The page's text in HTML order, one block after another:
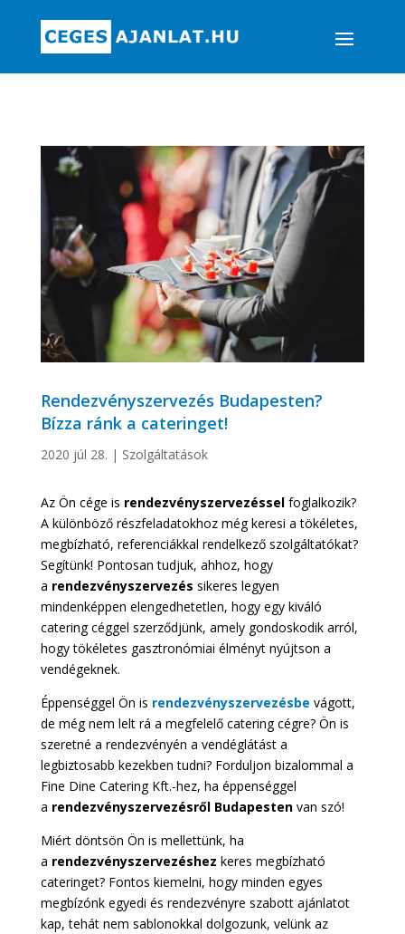
Rendezvényszervezés Budapesten?
Bízza ránk a cateringet!
2020 júl 28. | Szolgáltatások
Az Ön cége is rendezvényszervezésselfoglalkozik?
A különböző részfeladatokhoz még keresi a tökéletes,
megbízható, referenciákkal rendelkező szolgáltatókat?
Segítünk! Pontosan tudjuk, ahhoz, hogy
a rendezvényszervezés sikeres legyen
mindenképpen elengedhetetlen, hogy egy kiváló
catering céggel szerződjünk, amely gondoskodik arról,
hogy tökéletes gasztronómiai élményt nyújtson a
vendégeknek.
Éppenséggel Ön is rendezvényszervezésbe vágott,
de még nem lelt rá a megfelelő catering cégre? Ön is
szeretné a rendezvényén a vendéglátást a
legbiztosabb kezekben tudni? Forduljon bizalommal a
Fine Dine Catering Kft.-hez, ha éppenséggel
a rendezvényszervezésről Budapestenvan szó!
Miért döntsön Ön is mellettünk, ha
a rendezvényszervezéshez keres megbízható
cateringet? Fontos kiemelni, hogy minden egyes
megbízónk egyedi és rendezvényre szabott ajánlatot
kap, tehát nem sablonokkal dolgozunk, velünk az